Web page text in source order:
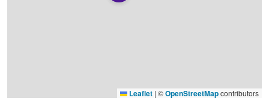
Leaflet | ©OpenStreetMapcontributors